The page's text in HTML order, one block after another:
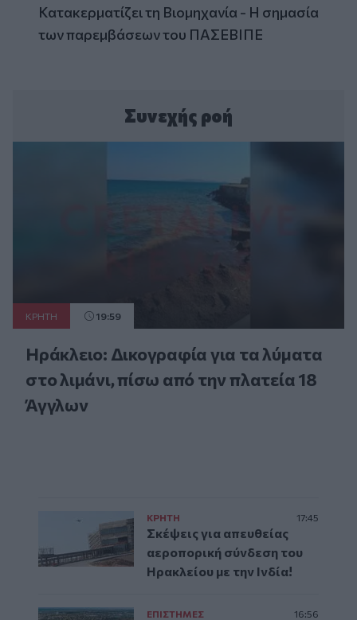
Κατακερματίζει τη Βιομηχανία - Η σημασία
των παρεμβάσεων του ΠΑΣΕΒΙΠΕ
Συνεχής ροή
ΚΡΗΤΗ 19:59
Ηράκλειο: Δικογραφία για τα λύματα
στο λιμάνι, πίσω από την πλατεία 18
Άγγλων
ΚΡΗΤΗ 17:45
Σκέψεις για απευθείας
αεροπορική σύνδεση του
Ηρακλείου με την Ινδία!
ΕΠΙΣΤΗΜΕΣ 16:56